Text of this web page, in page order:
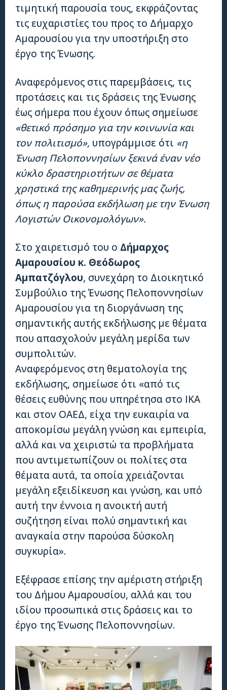
τιμητική παρουσία τους, εκφράζοντας
τις ευχαριστίες του προς το Δήμαρχο
Αμαρουσίου για την υποστήριξη στο
έργο της Ένωσης.
Αναφερόμενος στις παρεμβάσεις, τις
προτάσεις και τις δράσεις της Ένωσης
έως σήμερα που έχουν όπως σημείωσε
«θετικό πρόσημο για την κοινωνία και
τον πολιτισμό», υπογράμμισε ότι «η
Ένωση Πελοποννησίων ξεκινά έναν νέο
κύκλο δραστηριοτήτων σε θέματα
χρηστικά της καθημερινής μας ζωής,
όπως η παρούσα εκδήλωση με την Ένωση
Λογιστών Οικονομολόγων».
Στο χαιρετισμό του ο Δήμαρχος
Αμαρουσίου κ. Θεόδωρος
Αμπατζόγλου, συνεχάρη το Διοικητικό
Συμβούλιο της Ένωσης Πελοποννησίων
Αμαρουσίου για τη διοργάνωση της
σημαντικής αυτής εκδήλωσης με θέματα
που απασχολούν μεγάλη μερίδα των
συμπολιτών.
Αναφερόμενος στη θεματολογία της
εκδήλωσης, σημείωσε ότι «από τις
θέσεις ευθύνης που υπηρέτησα στο ΙΚΑ
και στον ΟΑΕΔ, είχα την ευκαιρία να
αποκομίσω μεγάλη γνώση και εμπειρία,
αλλά και να χειριστώ τα προβλήματα
που αντιμετωπίζουν οι πολίτες στα
θέματα αυτά, τα οποία χρειάζονται
μεγάλη εξειδίκευση και γνώση, και υπό
αυτή την έννοια η ανοικτή αυτή
συζήτηση είναι πολύ σημαντική και
αναγκαία στην παρούσα δύσκολη
συγκυρία».
Εξέφρασε επίσης την αμέριστη στήριξη
του Δήμου Αμαρουσίου, αλλά και του
ιδίου προσωπικά στις δράσεις και το
έργο της Ένωσης Πελοποννησίων.